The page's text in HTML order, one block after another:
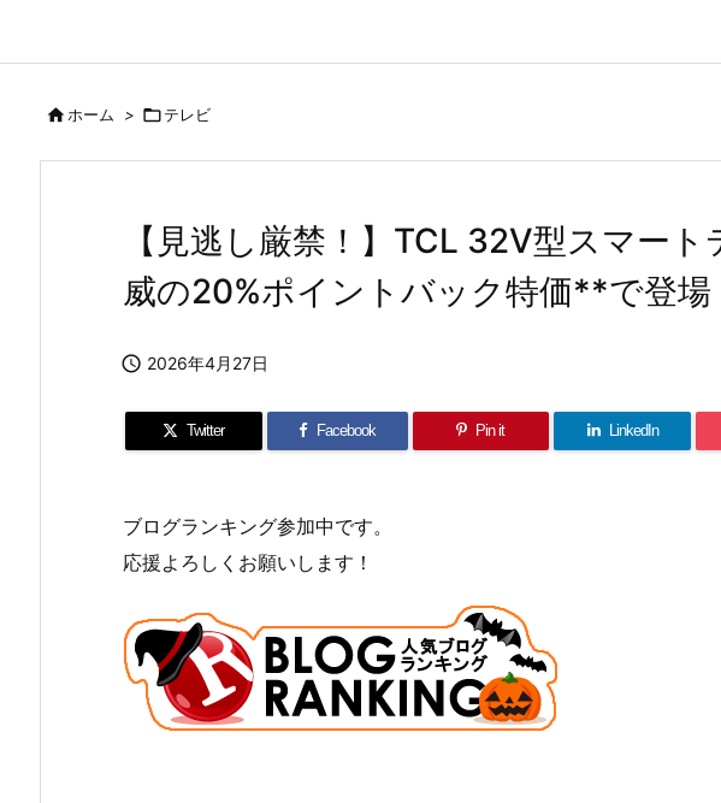
ホーム > テレビ
【見逃し厳禁！】TCL 32V型スマー
威の20%ポイントバック特価**で登場
 2026年4月27日
Twitter Facebook Pin it LinkedIn
ブログランキング参加中です。
応援よろしくお願いします！